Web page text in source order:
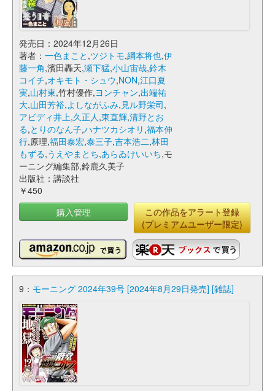
発売日：2024年12月26日
著者： 一色まこと ,ツジトモ,綱本将也,伊
藤一角,濱田轟天,瀬下猛,小山宙哉,鈴木
コイチ,オキモト・シュウ,NON,江口夏
実,山村東,竹村優作,ヨンチャン,出端祐
大,山田芳裕,よしながふみ, 見ル野栄司,
アビディ井上,久正人,東直輝,清野とお
る,とりのなん子,ハナツカシオリ ,福本伸
行,原理,福田泰宏,泰三子,吉本浩二,林田
もずる,うえやまとち,あらゐけいいち,モ
ーニング編集部,鈴鹿久美子
出版社：講談社
￥450
購入管理
この作品をアラート登録
(プレミアムユーザー限定)
9： モーニング 2024年39号 [2024年8月29日発売] [雑誌]